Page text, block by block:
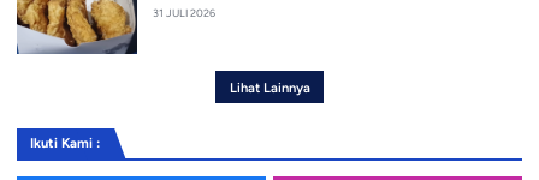
31 JULI 2026
Lihat Lainnya
Ikuti Kami :